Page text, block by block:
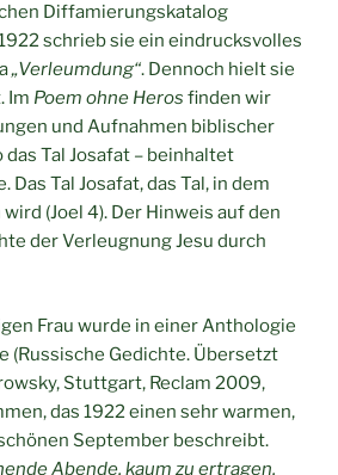
Diffamierungskatalog
schrieb sie ein eindrucksvolles
„Verleumdung“. Dennoch hielt sie
Im Poem ohne Heros finden wir
und Aufnahmen biblischer
das Tal Josafat – beinhaltet
Tal Josafat, das Tal, in dem
(Joel 4). Der Hinweis auf den
der Verleugnung Jesu durch
Frau wurde in einer Anthologie
(Russische Gedichte. Übersetzt
Stuttgart, Reclam 2009,
das 1922 einen sehr warmen,
September beschreibt.
Abende, kaum zu ertragen,